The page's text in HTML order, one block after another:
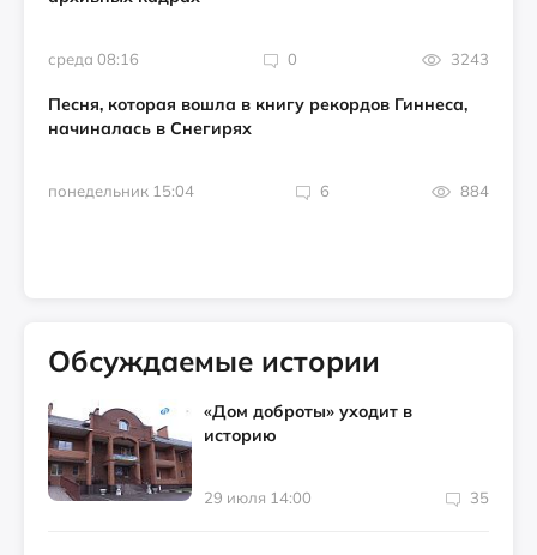
среда 08:16 0 3243
Песня, которая вошла в книгу рекордов Гиннеса,
начиналась в Снегирях
понедельник 15:04 6 884
Обсуждаемые истории
«Дом доброты» уходит в
историю
29 июля 14:00 35